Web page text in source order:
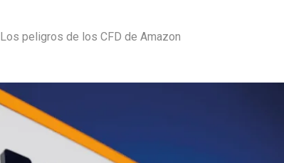
Los peligros de los CFD de Amazon